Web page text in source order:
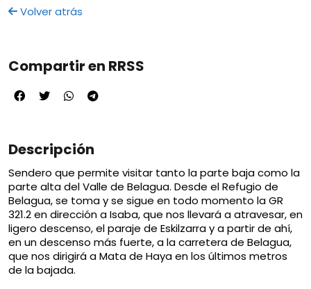
Volver atrás
Compartir en RRSS
Descripción
Sendero que permite visitar tanto la parte baja como la
parte alta del Valle de Belagua. Desde el Refugio de
Belagua, se toma y se sigue en todo momento la GR
321.2 en dirección a Isaba, que nos llevará a atravesar, en
ligero descenso, el paraje de Eskilzarra y a partir de ahí,
en un descenso más fuerte, a la carretera de Belagua,
que nos dirigirá a Mata de Haya en los últimos metros
de la bajada.